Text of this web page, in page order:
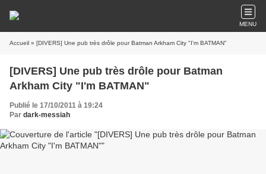
MENU
Accueil » [DIVERS] Une pub très drôle pour Batman Arkham City "I'm BATMAN"
[DIVERS] Une pub très drôle pour Batman
Arkham City "I'm BATMAN"
Publié le 17/10/2011 à 19:24
Par dark-messiah